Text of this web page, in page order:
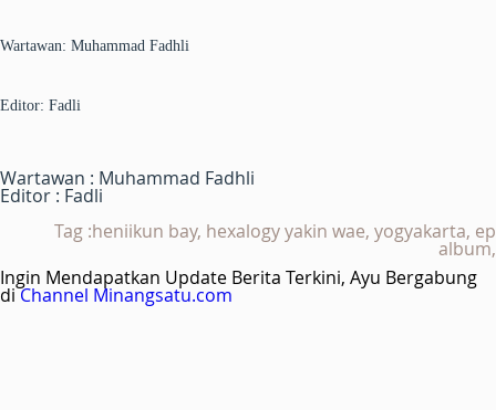
Wartawan: Muhammad Fadhli
Editor: Fadli
Wartawan : Muhammad Fadhli
Editor : Fadli
Tag :heniikun bay, hexalogy yakin wae, yogyakarta, ep
album,
Ingin Mendapatkan Update Berita Terkini, Ayu Bergabung
diChannel Minangsatu.com